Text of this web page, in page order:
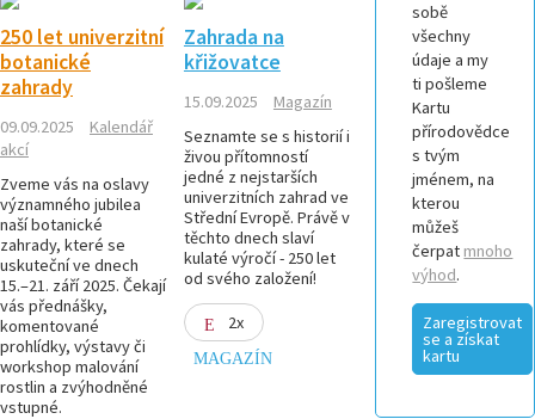
250 let univerzitní
botanické
zahrady
09.09.2025
Kalendář
akcí
Zveme vás na oslavy
významného jubilea
naší botanické
zahrady, které se
uskuteční ve dnech
15.–21. září 2025. Čekají
vás přednášky,
komentované
prohlídky, výstavy či
workshop malování
rostlin a zvýhodněné
vstupné.
Zahrada na
křižovatce
15.09.2025
Magazín
Seznamte se s historií i
živou přítomností
jedné z nejstarších
univerzitních zahrad ve
Střední Evropě. Právě v
těchto dnech slaví
kulaté výročí - 250 let
od svého založení!
2x
MAGAZÍN
sobě
všechny
údaje a my
ti pošleme
Kartu
přírodovědce
s tvým
jménem, na
kterou
můžeš
čerpat mnoho
výhod.
Zaregistrovat
se a získat
kartu